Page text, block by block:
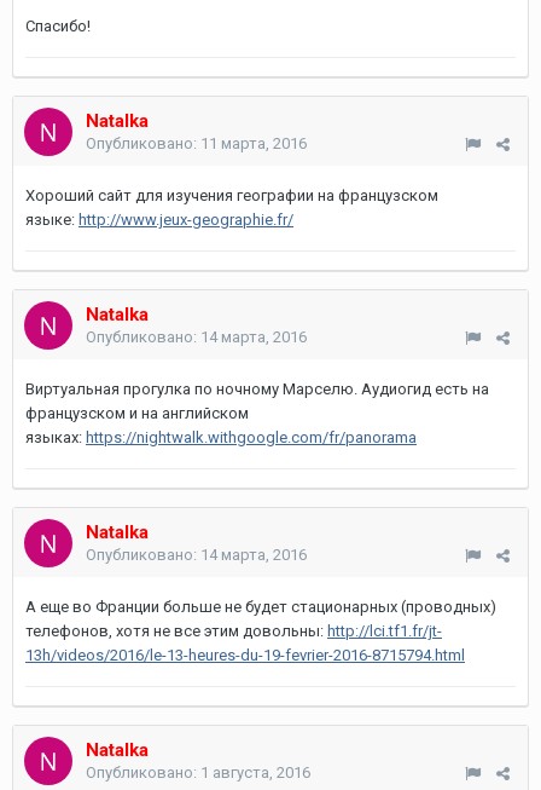
Спасибо!
Natalka
Опубликовано: 11 марта, 2016
Хороший сайт для изучения географии на французском
языке: http://www.jeux-geographie.fr/
Natalka
Опубликовано: 14 марта, 2016
Виртуальная прогулка по ночному Марселю. Аудиогид есть на
французском и на английском
языках: https://nightwalk.withgoogle.com/fr/panorama
Natalka
Опубликовано: 14 марта, 2016
А еще во Франции больше не будет стационарных (проводных)
телефонов, хотя не все этим довольны: http://lci.tf1.fr/jt-
13h/videos/2016/le-13-heures-du-19-fevrier-2016-8715794.html
Natalka
Опубликовано: 1 августа, 2016